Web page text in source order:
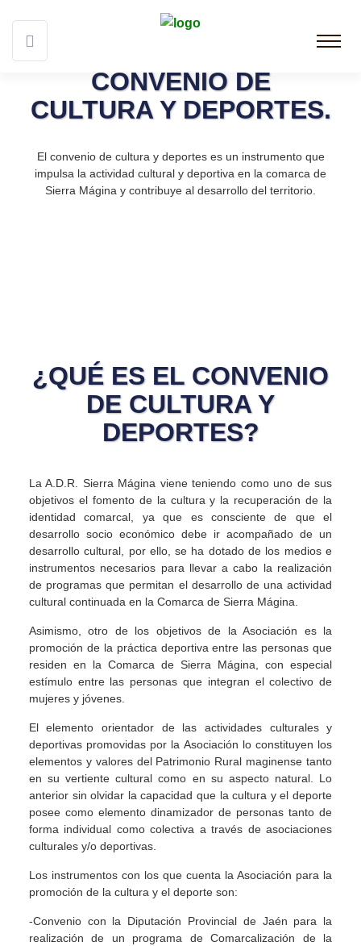
CONVENIO DE
CULTURA Y DEPORTES.
El convenio de cultura y deportes es un instrumento que
impulsa la actividad cultural y deportiva en la comarca de
Sierra Mágina y contribuye al desarrollo del territorio.
¿QUÉ ES EL CONVENIO
DE CULTURA Y
DEPORTES?
La A.D.R. Sierra Mágina viene teniendo como uno de sus
objetivos el fomento de la cultura y la recuperación de la
identidad comarcal, ya que es consciente de que el
desarrollo socio económico debe ir acompañado de un
desarrollo cultural, por ello, se ha dotado de los medios e
instrumentos necesarios para llevar a cabo la realización
de programas que permitan el desarrollo de una actividad
cultural continuada en la Comarca de Sierra Mágina.
Asimismo, otro de los objetivos de la Asociación es la
promoción de la práctica deportiva entre las personas que
residen en la Comarca de Sierra Mágina, con especial
estímulo entre las personas que integran el colectivo de
mujeres y jóvenes.
El elemento orientador de las actividades culturales y
deportivas promovidas por la Asociación lo constituyen los
elementos y valores del Patrimonio Rural maginense tanto
en su vertiente cultural como en su aspecto natural. Lo
anterior sin olvidar la capacidad que la cultura y el deporte
posee como elemento dinamizador de personas tanto de
forma individual como colectiva a través de asociaciones
culturales y/o deportivas.
Los instrumentos con los que cuenta la Asociación para la
promoción de la cultura y el deporte son:
-Convenio con la Diputación Provincial de Jaén para la
realización de un programa de Comarcalización de la